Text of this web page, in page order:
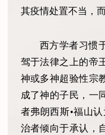
其疫情处置不当，
西方学者习惯
驾于法律之上的帝
神或多神超验性宗
成了神的子民，一
者弗朗西斯•福山
治者倾向于承认，